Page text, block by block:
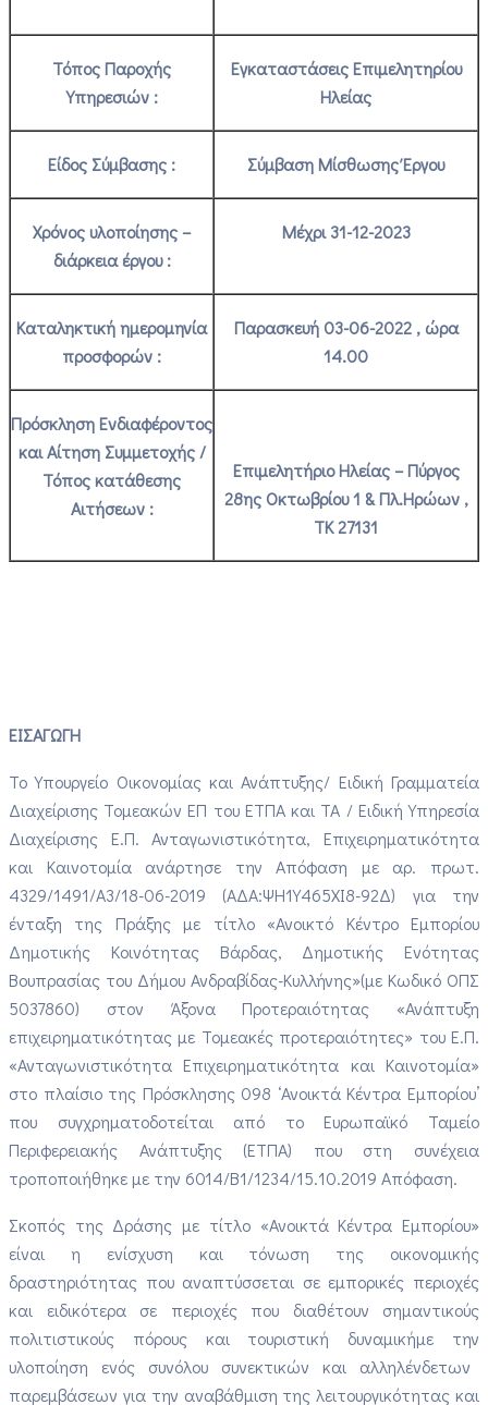
Τόπος Παροχής
Υπηρεσιών :
Εγκαταστάσεις Επιμελητηρίου
Ηλείας
Είδος Σύμβασης : Σύμβαση Μίσθωσης Έργου
Χρόνος υλοποίησης –
διάρκεια έργου :
Μέχρι 31-12-2023
Καταληκτική ημερομηνία
προσφορών :
Παρασκευή 03-06-2022 , ώρα
14.00
Πρόσκληση Ενδιαφέροντος
και Αίτηση Συμμετοχής /
Τόπος κατάθεσης
Αιτήσεων :
Επιμελητήριο Ηλείας – Πύργος
28ης Οκτωβρίου 1 & Πλ.Ηρώων ,
ΤΚ 27131
ΕΙΣΑΓΩΓΗ
Το Υπουργείο Οικονομίας και Ανάπτυξης/ Ειδική Γραμματεία
Διαχείρισης Τομεακών ΕΠ του ΕΤΠΑ και ΤΑ / Ειδική Υπηρεσία
Διαχείρισης Ε.Π. Ανταγωνιστικότητα, Επιχειρηματικότητα
και Καινοτομία ανάρτησε την Απόφαση με αρ. πρωτ.
4329/1491/Α3/18-06-2019 (ΑΔΑ:ΨΗ1Υ465ΧΙ8-92Δ) για την
ένταξη της Πράξης με τίτλο «Ανοικτό Κέντρο Εμπορίου
Δημοτικής Κοινότητας Βάρδας, Δημοτικής Ενότητας
Βουπρασίας του Δήμου Ανδραβίδας-Κυλλήνης»(με Κωδικό ΟΠΣ
5037860) στον Άξονα Προτεραιότητας «Ανάπτυξη
επιχειρηματικότητας με Τομεακές προτεραιότητες» του Ε.Π.
«Ανταγωνιστικότητα Επιχειρηματικότητα και Καινοτομία»
στο πλαίσιο της Πρόσκλησης 098 ‘Ανοικτά Κέντρα Εμπορίου’
που συγχρηματοδοτείται από το Ευρωπαϊκό Ταμείο
Περιφερειακής Ανάπτυξης (ΕΤΠΑ) που στη συνέχεια
τροποποιήθηκε με την 6014/Β1/1234/15.10.2019 Απόφαση.
Σκοπός της Δράσης με τίτλο «Ανοικτά Κέντρα Εμπορίου»
είναι η ενίσχυση και τόνωση της οικονομικής
δραστηριότητας που αναπτύσσεται σε εμπορικές περιοχές
και ειδικότερα σε περιοχές που διαθέτουν σημαντικούς
πολιτιστικούς πόρους και τουριστική δυναμικήμε την
υλοποίηση ενός συνόλου συνεκτικών και αλληλένδετων
παρεμβάσεων γιατην αναβάθμιση της λειτουργικότητας και